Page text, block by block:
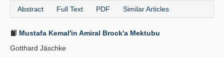
Abstract Full Text PDF Similar Articles
Mustafa Kemal'in Amiral Brock'a Mektubu
Gotthard Jäschke